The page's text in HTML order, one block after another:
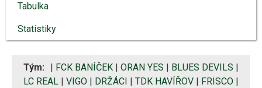
Tabulka
Statistiky
Tým: FCK BANÍČEK ORAN YES BLUES DEVILS
LC REAL
VIGO DRŽÁCI TDK HAVÍŘOV FRISCO